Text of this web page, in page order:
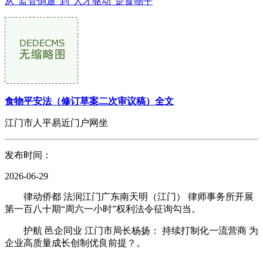
食物平安法（修订草案二次审议稿）全文
江门市人平易近门户网坐
发布时间：
2026-06-29
律动侨都 法润江门广东南天明（江门） 律师事务所开展
第一百八十期“周六一小时”权利法令征询勾当。
护航 邑企同业 江门市局长杨扬： 持续打制化一流营商 为
企业高质量成长创制优良前提？。